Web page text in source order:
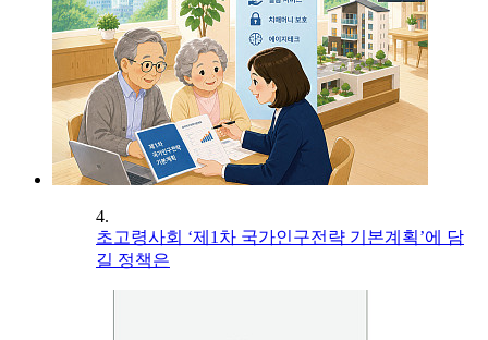
4.
초고령사회 ‘제1차 국가인구전략 기본계획’에 담
길 정책은